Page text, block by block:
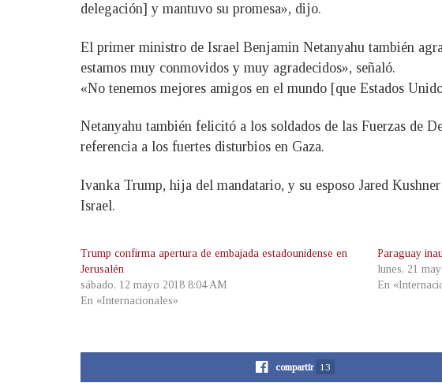
delegación] y mantuvo su promesa», dijo.
El primer ministro de Israel Benjamin Netanyahu también
estamos muy conmovidos y muy agradecidos», señaló.
«No tenemos mejores amigos en el mundo [que Estados
Netanyahu también felicitó a los soldados de las Fuerzas de
referencia a los fuertes disturbios en Gaza.
Ivanka Trump, hija del mandatario, y su esposo Jared
Israel.
Trump confirma apertura de embajada estadounidense en
Jerusalén
sábado, 12 mayo 2018 8:04 AM
En «Internacionales»
Paraguay
lunes, 21
En
compartir 13